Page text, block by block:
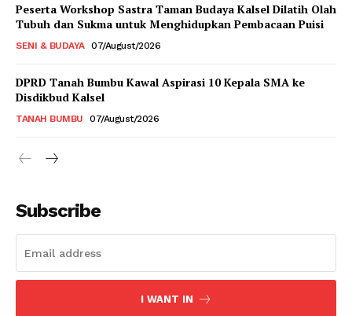
Peserta Workshop Sastra Taman Budaya Kalsel Dilatih Olah
Tubuh dan Sukma untuk Menghidupkan Pembacaan Puisi
SENI & BUDAYA 07/August/2026
DPRD Tanah Bumbu Kawal Aspirasi 10 Kepala SMA ke
Disdikbud Kalsel
TANAH BUMBU 07/August/2026
Subscribe
I WANT IN